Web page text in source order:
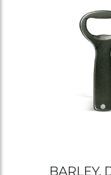
BARLEY.